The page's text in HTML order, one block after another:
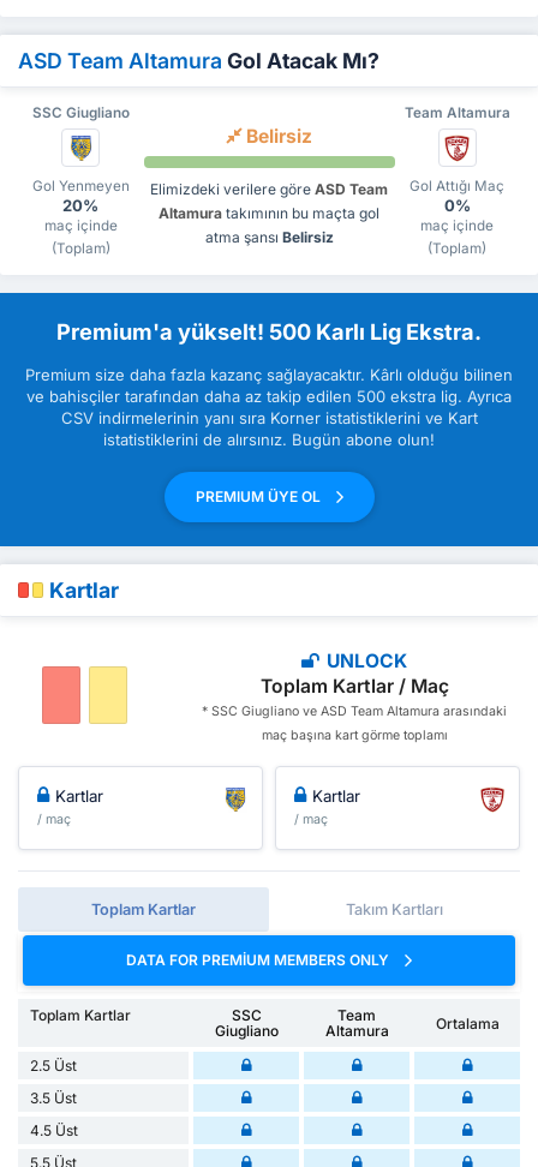
ASD Team Altamura Gol Atacak Mı?
SSC Giugliano Team Altamura
Gol Yenmeyen
20%
maç içinde
(Toplam)
Belirsiz
Elimizdeki verilere göre ASD Team
Altamura takımının bu maçta gol
atma şansı Belirsiz
Gol Attığı Maç
0%
maç içinde
(Toplam)
Premium'a yükselt! 500 Karlı Lig Ekstra.
Premium size daha fazla kazanç sağlayacaktır. Kârlı olduğu bilinen
ve bahisçiler tarafından daha az takip edilen 500 ekstra lig. Ayrıca
CSV indirmelerinin yanı sıra Korner istatistiklerini ve Kart
istatistiklerini de alırsınız. Bugün abone olun!
PREMIUM ÜYE OL
Kartlar
UNLOCK
Toplam Kartlar / Maç
* SSC Giugliano ve ASD Team Altamura arasındaki
maç başına kart görme toplamı
Kartlar
/ maç
Kartlar
/ maç
Toplam Kartlar Takım Kartları
DATA FOR PREMIUM MEMBERS ONLY
Toplam Kartlar
SSC
Giugliano
Team
Altamura
Ortalama
2.5 Üst
3.5 Üst
4.5 Üst
5.5 Üst